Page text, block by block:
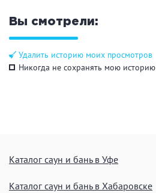
Вы смотрели:
Удалить историю моих просмотров
Никогда не сохранять мою историю
Каталог саун и бань в Уфе
Каталог саун и бань в Хабаровске